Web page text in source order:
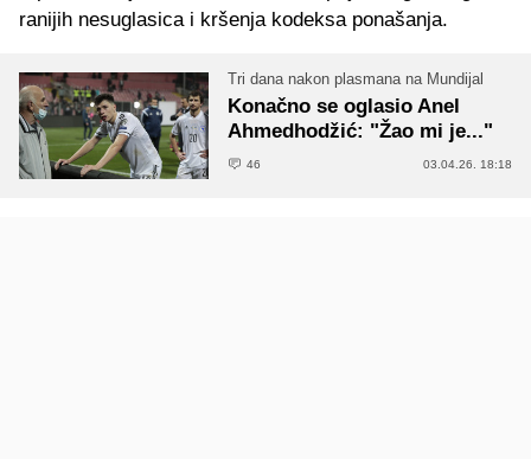
ranijih nesuglasica i kršenja kodeksa ponašanja.
Tri dana nakon plasmana na Mundijal
Konačno se oglasio Anel
Ahmedhodžić: "Žao mi je..."
46 03.04.26. 18:18